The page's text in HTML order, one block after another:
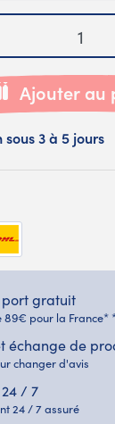
Ajouter au
3 à 5 jours
port gratuit
pour la France*
échange de
changer d'avis
/ 7
24 / 7 assuré